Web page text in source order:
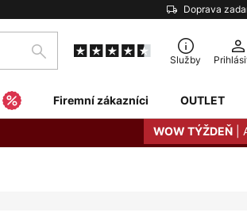
Doprava
Hľadať Služby
Firemní zákazníci OUTLET
WOW TÝŽDEŇ |